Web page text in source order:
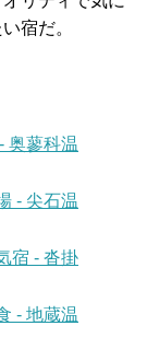
宿だ。
奥蓼科温
- 尖石温
宿 - 沓掛
- 地蔵温